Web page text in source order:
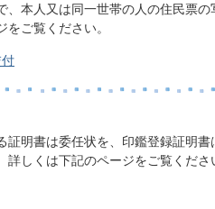
、本人又は同一世帯の人の住民票
ご覧ください。
証明書は委任状を、印鑑登録証明
しくは下記のページをご覧くださ